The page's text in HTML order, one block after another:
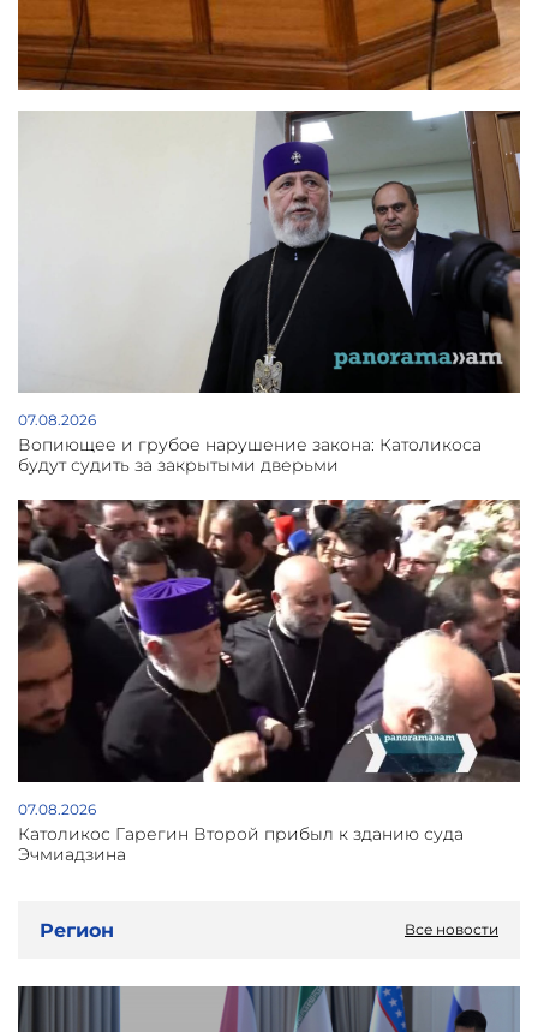
07.08.2026
Вопиющее и грубое нарушение закона: Католикоса
будут судить за закрытыми дверьми
07.08.2026
Католикос Гарегин Второй прибыл к зданию суда
Эчмиадзина
Регион Все новости